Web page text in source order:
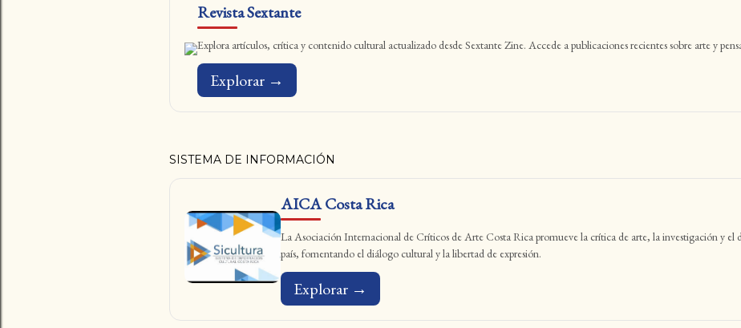
Revista Sextante
Explora artículos, crítica y contenido cultural actualizado desde Sextante Zine. Accede a publicaciones recientes sobre arte y
Explorar →
SISTEMA DE INFORMACIÓN
AICA Costa Rica
La Asociación Internacional de Críticos de Arte Costa Rica promueve la crítica de arte, la investigación y el
país, fomentando el diálogo cultural y la libertad de expresión.
Explorar →